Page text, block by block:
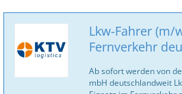
Lkw-Fahrer (m/
Fernverkehr
Ab sofort werden von
mbH deutschlandweit